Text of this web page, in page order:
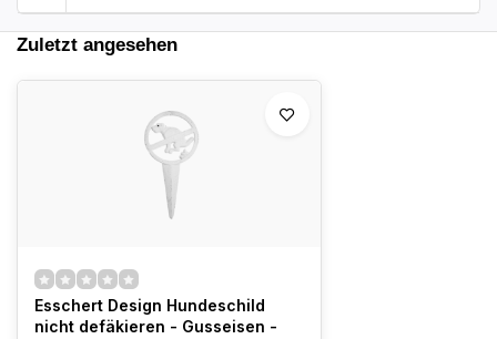
Zuletzt angesehen
Esschert Design Hundeschild
nicht defäkieren - Gusseisen -